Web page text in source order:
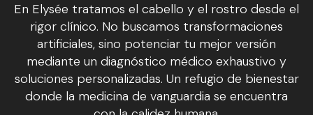
En Elysée tratamos el cabello y el rostro desde el
rigor clínico. No buscamos transformaciones
artificiales, sino potenciar tu mejor versión
mediante un diagnóstico médico exhaustivo y
soluciones personalizadas. Un refugio de bienestar
donde la medicina de vanguardia se encuentra